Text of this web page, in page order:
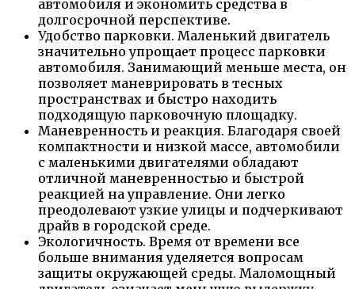
автомобиля и экономить средства в
долгосрочной перспективе.
Удобство парковки. Маленький двигатель
значительно упрощает процесс парковки
автомобиля. Занимающий меньше места, он
позволяет маневрировать в тесных
пространствах и быстро находить
подходящую парковочную площадку.
Маневренность и реакция. Благодаря своей
компактности и низкой массе, автомобили
с маленькими двигателями обладают
отличной маневренностью и быстрой
реакцией на управление. Они легко
преодолевают узкие улицы и подчеркивают
драйв в городской среде.
Экологичность. Время от времени все
больше внимания уделяется вопросам
защиты окружающей среды. Маломощный